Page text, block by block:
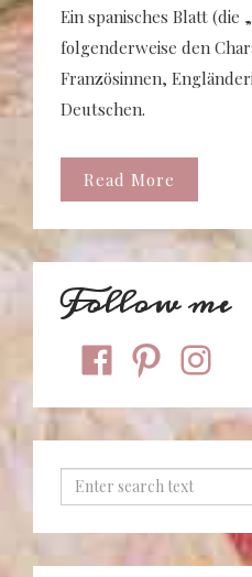
Ein spanisches Blatt (die
folgenderweise den
Französinnen,
Deutschen.
Read More
Follow me
facebookpinterestinstagram